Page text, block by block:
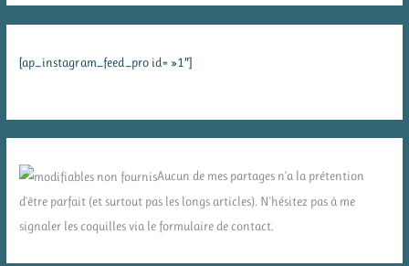
[ap_instagram_feed_pro id= »1″]
Aucun de mes partages n'a la prétention
d'être parfait (et surtout pas les longs articles). N'hésitez pas à me
signaler les coquilles via le formulaire de contact.